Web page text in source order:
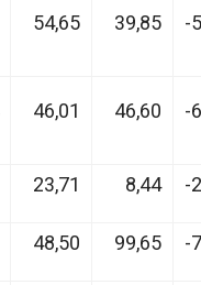
54,65 39,85 -
46,01 46,60 -
23,71 8,44
-
48,50 99,65
-